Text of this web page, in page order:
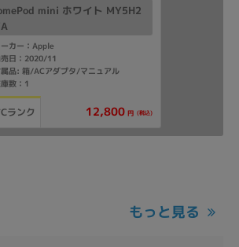
mini ホワイト MY5H2
ーカー：Apple
日：2020/11
品: 箱/ACアダプタ/マニュアル
数：1
ランク 12,800 円 (税込)
もっと見る